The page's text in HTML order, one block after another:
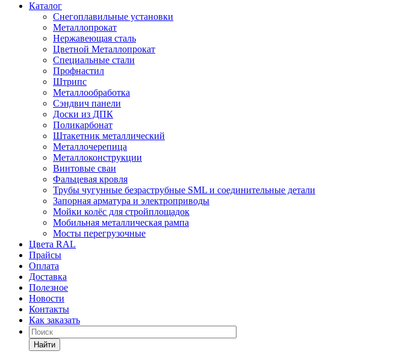
Каталог
Снегоплавильные установки
Металлопрокат
Нержавеющая сталь
Цветной Металлопрокат
Специальные стали
Профнастил
Штрипс
Металлообработка
Сэндвич панели
Доски из ДПК
Поликарбонат
Штакетник металлический
Металлочерепица
Металлоконструкции
Винтовые сваи
Фальцевая кровля
Трубы чугунные безраструбные SML и соединительные детали
Запорная арматура и электроприводы
Мойки колёс для стройплощадок
Мобильная металлическая рампа
Мосты перегрузочные
Цвета RAL
Прайсы
Оплата
Доставка
Полезное
Новости
Контакты
Как заказать
Найти